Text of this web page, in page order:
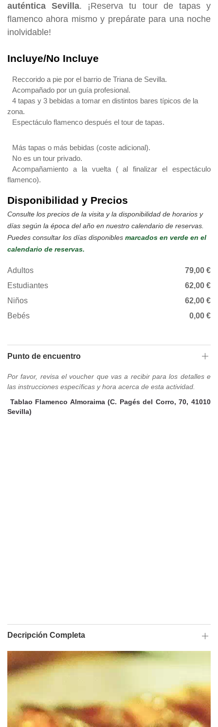
auténtica Sevilla. ¡Reserva tu tour de tapas y
flamenco ahora mismo y prepárate para una noche
inolvidable!
Incluye/No Incluye
Reccorido a pie por el barrio de Triana de Sevilla.
Acompañado por un guía profesional.
4 tapas y 3 bebidas a tomar en distintos bares típicos de la
zona.
Espectáculo flamenco después el tour de tapas.
Más tapas o más bebidas (coste adicional).
No es un tour privado.
Acompañamiento a la vuelta ( al finalizar el espectáculo
flamenco).
Disponibilidad y Precios
Consulte los precios de la visita y la disponibilidad de horarios y
días según la época del año en nuestro calendario de reservas.
Puedes consultar los días disponibles marcados en verde en el
calendario de reservas.
Adultos
79,00 €
Estudiantes
62,00 €
Niños
62,00 €
Bebés
0,00 €
Punto de encuentro
Por favor, revisa el voucher que vas a recibir para los detalles e
las instrucciones específicas y hora acerca de esta actividad.
Tablao Flamenco Almoraima (C. Pagés del Corro, 70, 41010
Sevilla)
Decripción Completa